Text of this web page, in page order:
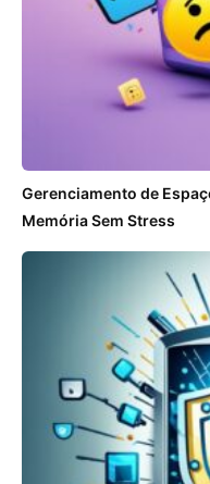
Gerenciamento de
Memória Sem Stress